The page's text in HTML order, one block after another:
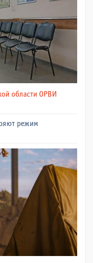
области ОРВИ
режим